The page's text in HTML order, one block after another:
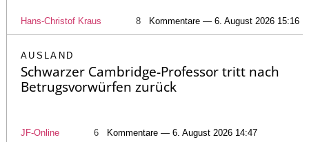
Hans-Christof Kraus 8 Kommentare — 6. August 2026 15:16
AUSLAND
Schwarzer Cambridge-Professor tritt nach
Betrugsvorwürfen zurück
JF-Online 6 Kommentare — 6. August 2026 14:47